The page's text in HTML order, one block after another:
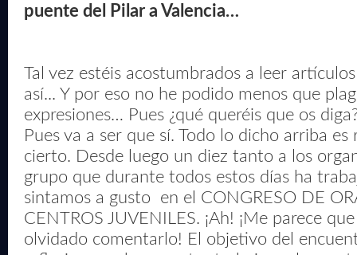
puente del Pilar a Valencia…
Tal vez estéis acostumbrados a leer
así... Y por eso no he podido menos que
expresiones… Pues ¿qué queréis que os
Pues va a ser que sí. Todo lo dicho arriba es
cierto. Desde luego un diez tanto a los
grupo que durante todos estos días ha
sintamos a gusto en el CONGRESO DE
CENTROS JUVENILES. ¡Ah! ¡Me parece
olvidado comentarlo! El objetivo del